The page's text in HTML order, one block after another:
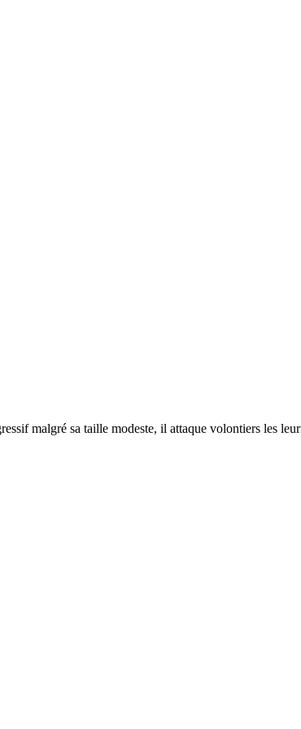
malgré sa taille modeste, il attaque volontiers les